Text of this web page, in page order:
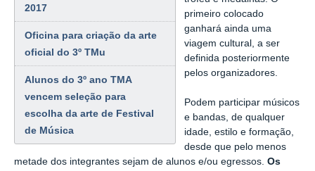
2017
Oficina para criação da arte
oficial do 3º TMu
Alunos do 3º ano TMA
vencem seleção para
escolha da arte de Festival
de Música
primeiro colocado
ganhará ainda uma
viagem cultural, a ser
definida posteriormente
pelos organizadores.
Podem participar músicos
e bandas, de qualquer
idade, estilo e formação,
desde que pelo menos
metade dos integrantes sejam de alunos e/ou egressos. Os